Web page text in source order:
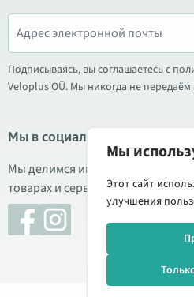
Подписываясь, вы соглашаетесь с
Veloplus OÜ. Мы никогда не
Мы в социальных сетях
Мы делимся информацией о
товарах и сервисе. Иногда
Мы
Этот сайт
улучшения